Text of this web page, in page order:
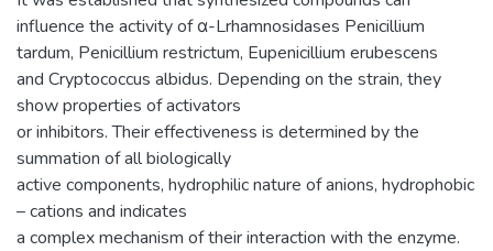
influence the activity of α-Lrhamnosidases Penicillium
tardum, Penicillium restrictum, Eupenicillium erubescens
and Cryptococcus аlbidus. Depending on the strain, they
show properties of activators
or inhibitors. Their effectiveness is determined by the
summation of all biologically
active components, hydrophilic nature of anions, hydrophobic
– cations and indicates
a complex mechanism of their interaction with the enzyme.